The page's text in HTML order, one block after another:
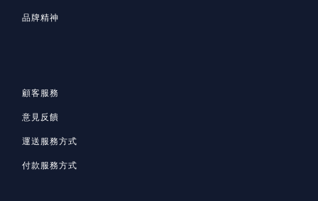
品牌精神
顧客服務
意見反饋
運送服務方式
付款服務方式